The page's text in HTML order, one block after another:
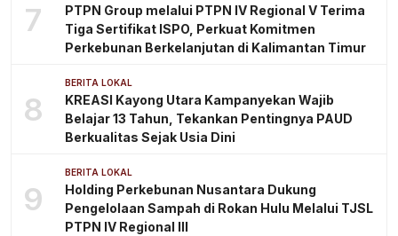
7
PTPN Group melalui PTPN IV Regional V Terima
Tiga Sertifikat ISPO, Perkuat Komitmen
Perkebunan Berkelanjutan di Kalimantan Timur
8
BERITA LOKAL
KREASI Kayong Utara Kampanyekan Wajib
Belajar 13 Tahun, Tekankan Pentingnya PAUD
Berkualitas Sejak Usia Dini
9
BERITA LOKAL
Holding Perkebunan Nusantara Dukung
Pengelolaan Sampah di Rokan Hulu Melalui TJSL
PTPN IV Regional III